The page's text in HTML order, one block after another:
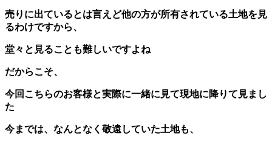
売りに出ているとは言えど他の方が所有されている土地を見
るわけですから、
堂々と見ることも難しいですよね
だからこそ、
今回こちらのお客様と実際に一緒に見て現地に降りて見まし
た
今までは、なんとなく敬遠していた土地も、